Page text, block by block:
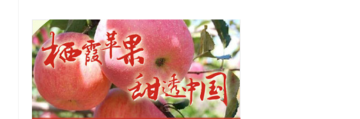
在正确的三观之上的
你换发型的勇气！